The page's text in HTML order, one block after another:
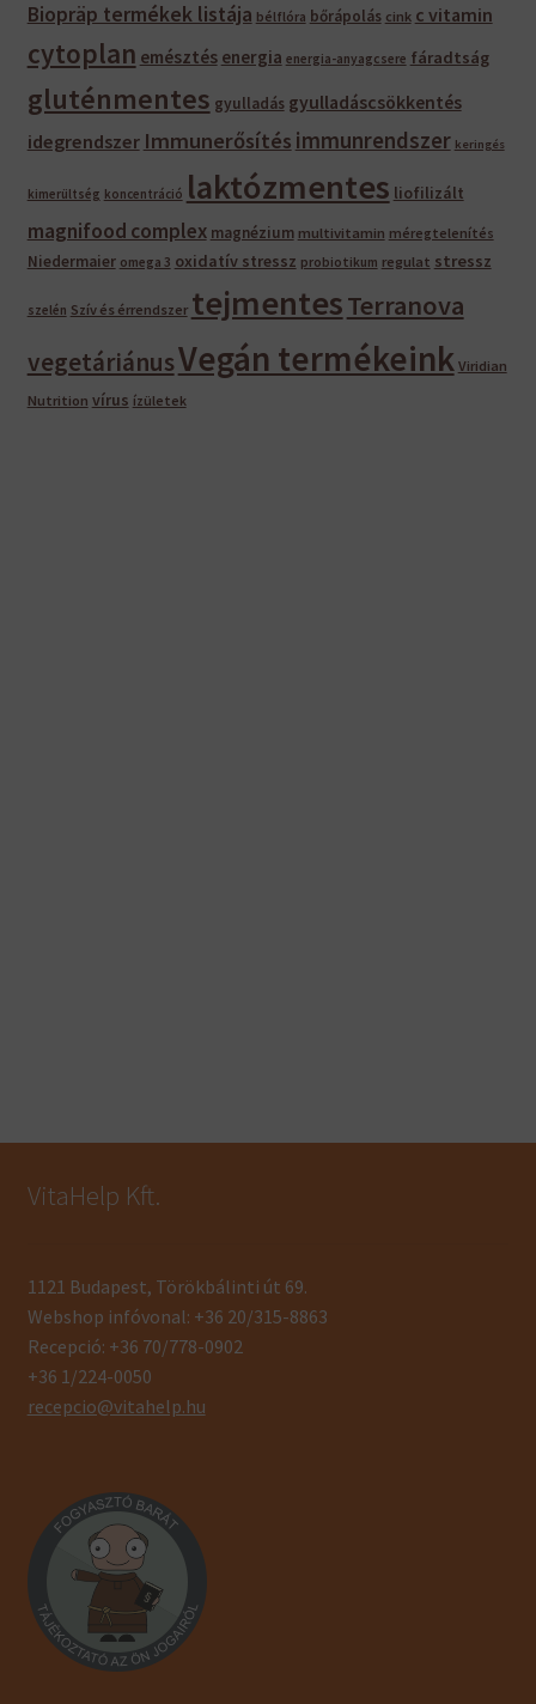
Biopräp termékek listája bélflóra bőrápolás cink c vitamin
cytoplan emésztés energia energia-anyagcsere fáradtság
gluténmentes gyulladás gyulladáscsökkentés
idegrendszer Immunerősítés immunrendszer keringés
kimerültség koncentráció laktózmentes liofilizált
magnifood complex magnézium multivitamin méregtelenítés
Niedermaier omega 3 oxidatív stressz probiotikum regulat stressz
szelén Szív és érrendszer tejmentesTerranova
vegetáriánusVegán termékeink Viridian
Nutrition vírus ízületek
VitaHelp Kft.
1121 Budapest, Törökbálinti út 69.
Webshop infóvonal: +36 20/315-8863
Recepció: +36 70/778-0902
+36 1/224-0050
recepcio@vitahelp.hu